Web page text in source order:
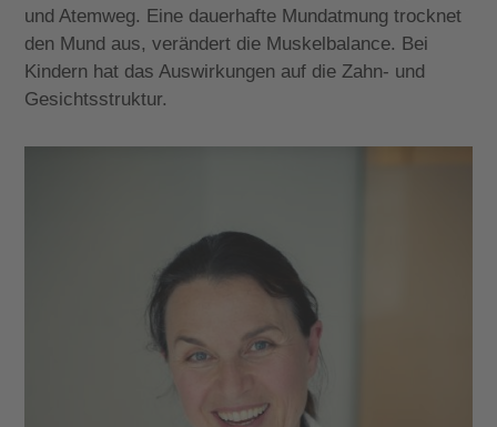
und Atemweg. Eine dauerhafte Mundatmung trocknet
den Mund aus, verändert die Muskelbalance. Bei
Kindern hat das Auswirkungen auf die Zahn- und
Gesichtsstruktur.